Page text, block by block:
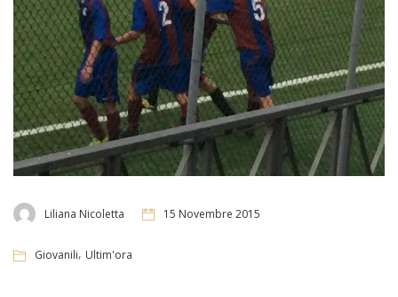
Liliana Nicoletta 15 Novembre 2015
Giovanili, Ultim'ora